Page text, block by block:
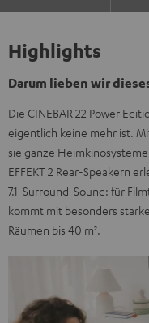
Highlights
Darum lieben wir
Die CINEBAR 22 Power
eigentlich keine mehr ist.
sie ganze
EFFEKT 2 Rear-Speakern
7.1-Surround-Sound: für
kommt mit besonders
Räumen bis 40 m².